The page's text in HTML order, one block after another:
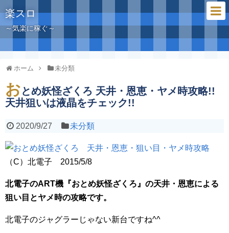
楽スロ
～気楽に稼ぐ～
ホーム 未分類
おとめ妖怪ざくろ 天井・恩恵・ヤメ時攻略!!
天井狙いは液晶をチェック!!
2020/9/27 未分類
（C）北電子 2015/5/8
北電子のART機『おとめ妖怪ざくろ』の天井・恩恵による
狙い目とヤメ時の攻略です。
北電子のジャグラーじゃない新台ですね^^